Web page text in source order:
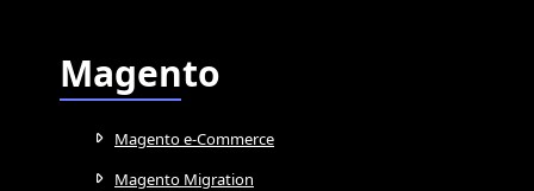
Magento
Magento e-Commerce
Magento Migration